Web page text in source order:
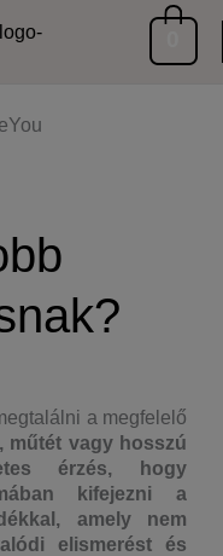
a megfelelő
műtét vagy hosszú
érzés, hogy
kifejezni a
amely nem
elismerést és